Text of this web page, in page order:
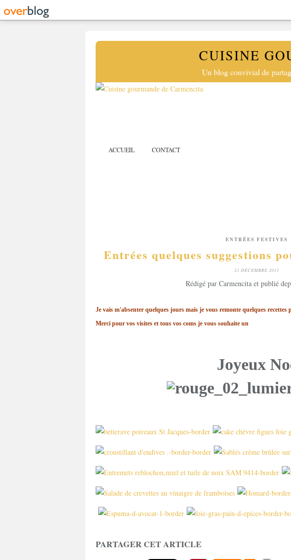
CUISINE
Un blog convivial de
ACCUEIL CONTACT
ENTRÉES FESTIVES
Entrées quelques suggestions
23 DÉCEMBRE 2011
Rédigé par Carmencita et publié
Je vais m'absenter quelques jours mais je vous remonte quelques recettes
Merci pour vos visites et tous vos coms je vous souhaite un
Joyeux
PARTAGER CET ARTICLE